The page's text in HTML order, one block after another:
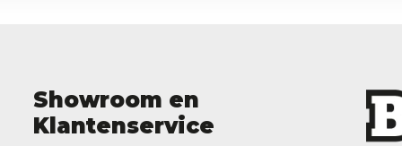
Showroom en
Klantenservice